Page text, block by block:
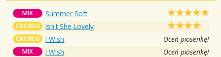
MIX Summer Soft
CHORDS Isn't She Lovely
CHORDS I Wish Oceń piosenkę!
MIX I Wish Oceń piosenkę!